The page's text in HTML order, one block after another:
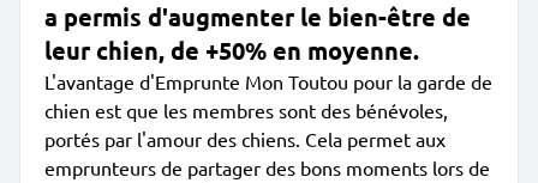
a permis d'augmenter le bien-être de
leur chien, de +50% en moyenne.
L'avantage d'Emprunte Mon Toutou pour la garde de
chien est que les membres sont des bénévoles,
portés par l'amour des chiens. Cela permet aux
emprunteurs de partager des bons moments lors de